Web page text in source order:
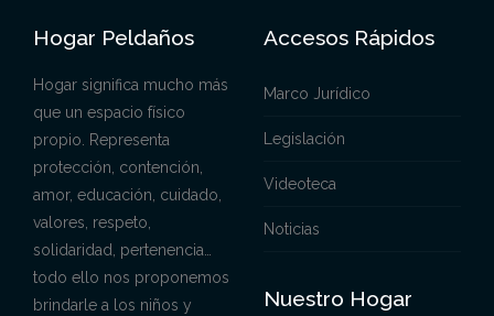
Hogar Peldaños
Hogar significa mucho más
que un espacio físico
propio. Representa
protección, contención,
amor, educación, cuidado,
valores, respeto,
solidaridad, pertenencia…
todo ello nos proponemos
brindarle a los niños y
Accesos Rápidos
Marco Jurídico
Legislación
Videoteca
Noticias
Nuestro Hogar